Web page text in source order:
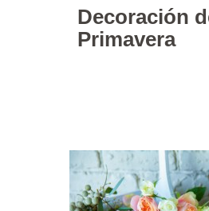
Decoración
Primavera